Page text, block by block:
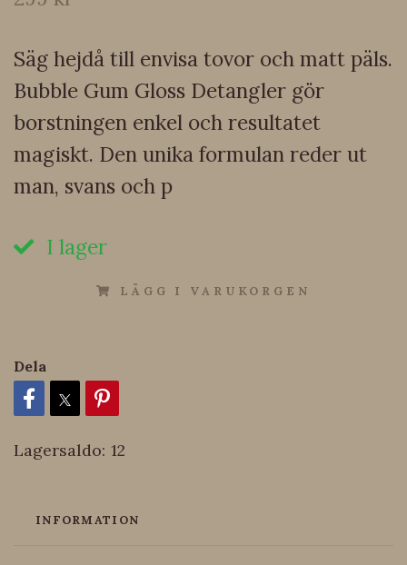
Säg hejdå till envisa tovor och matt päls.
Bubble Gum Gloss Detangler gör
borstningen enkel och resultatet
magiskt. Den unika formulan reder ut
man, svans och p
I lager
LÄGG I VARUKORGEN
Dela
Lagersaldo: 12
INFORMATION